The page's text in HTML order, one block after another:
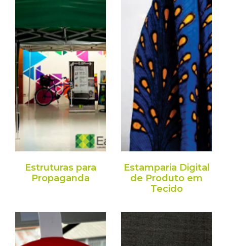
Estruturas para
Propaganda
Estamparia Digital
de Produto em
Tecido
×
Fique por dentro!
Receba as últimas novidades e